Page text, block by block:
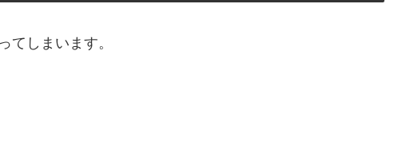
てしまいます。